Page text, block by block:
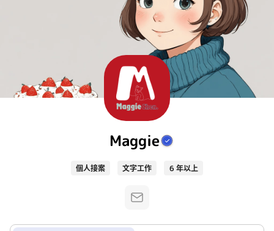
Maggie
個人接案 文字工作 6 年以上